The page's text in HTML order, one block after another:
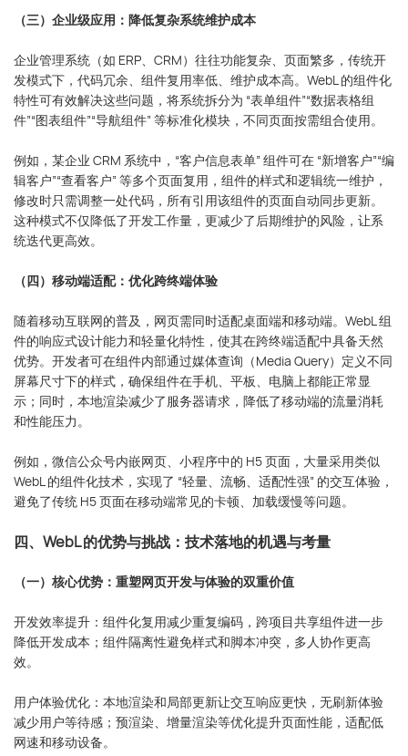
（三）企业级应用：降低复杂系统维护成本
企业管理系统（如 ERP、CRM）往往功能复杂、页面繁多，传统开
发模式下，代码冗余、组件复用率低、维护成本高。WebL 的组件化
特性可有效解决这些问题，将系统拆分为 “表单组件”“数据表格组
件”“图表组件”“导航组件” 等标准化模块，不同页面按需组合使用。
例如，某企业 CRM 系统中，“客户信息表单” 组件可在 “新增客户”“编
辑客户”“查看客户” 等多个页面复用，组件的样式和逻辑统一维护，
修改时只需调整一处代码，所有引用该组件的页面自动同步更新。
这种模式不仅降低了开发工作量，更减少了后期维护的风险，让系
统迭代更高效。
（四）移动端适配：优化跨终端体验
随着移动互联网的普及，网页需同时适配桌面端和移动端。WebL 组
件的响应式设计能力和轻量化特性，使其在跨终端适配中具备天然
优势。开发者可在组件内部通过媒体查询（Media Query）定义不同
屏幕尺寸下的样式，确保组件在手机、平板、电脑上都能正常显
示；同时，本地渲染减少了服务器请求，降低了移动端的流量消耗
和性能压力。
例如，微信公众号内嵌网页、小程序中的 H5 页面，大量采用类似
WebL 的组件化技术，实现了 “轻量、流畅、适配性强” 的交互体验，
避免了传统 H5 页面在移动端常见的卡顿、加载缓慢等问题。
四、WebL 的优势与挑战：技术落地的机遇与考量
（一）核心优势：重塑网页开发与体验的双重价值
开发效率提升：组件化复用减少重复编码，跨项目共享组件进一步
降低开发成本；组件隔离性避免样式和脚本冲突，多人协作更高
效。
用户体验优化：本地渲染和局部更新让交互响应更快，无刷新体验
减少用户等待感；预渲染、增量渲染等优化提升页面性能，适配低
网速和移动设备。